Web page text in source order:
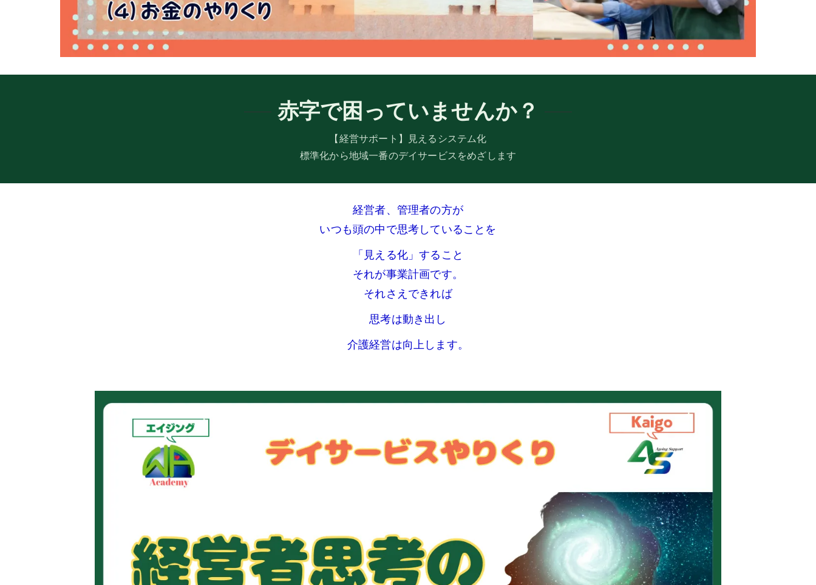
赤字で困っていませんか？
【経営サポート】見えるシステム化
標準化から地域一番のデイサービスをめざします
経営者、管理者の方が
いつも頭の中で思考していることを
「見える化」すること
それが事業計画です。
それさえできれば
思考は動き出し
介護経営は向上します。